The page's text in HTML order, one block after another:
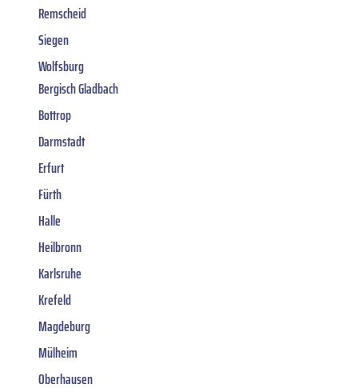
Remscheid
Siegen
Wolfsburg
Bergisch Gladbach
Bottrop
Darmstadt
Erfurt
Fürth
Halle
Heilbronn
Karlsruhe
Krefeld
Magdeburg
Mülheim
Oberhausen